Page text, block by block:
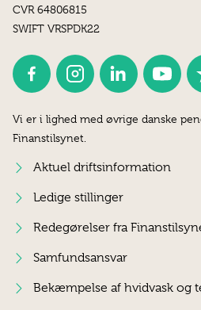
CVR 64806815
SWIFT VRSPDK22
Vi er i lighed med øvrige danske
Finanstilsynet.
Aktuel driftsinformation
Ledige stillinger
Redegørelser fra
Samfundsansvar
Bekæmpelse af hvidvask og